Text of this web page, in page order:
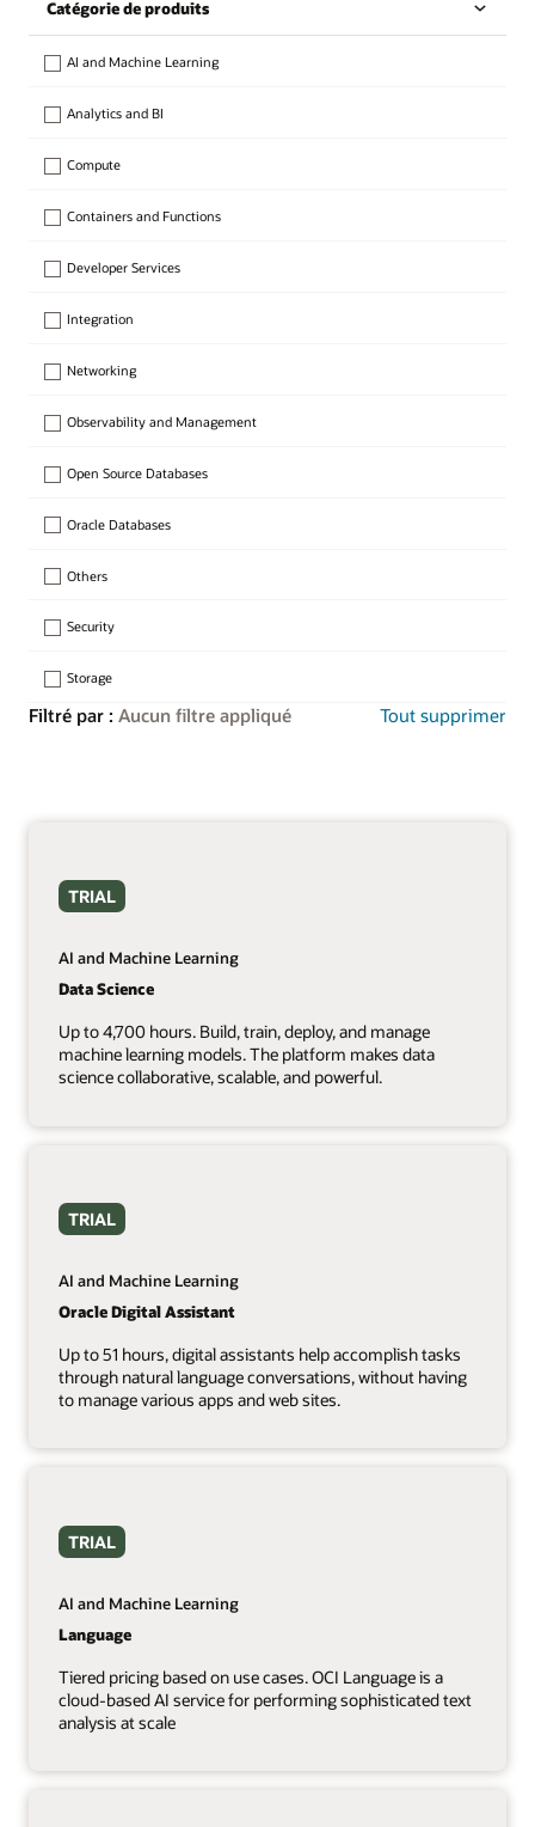
Catégorie de produits
AI and Machine Learning
Analytics and BI
Compute
Containers and Functions
Developer Services
Integration
Networking
Observability and Management
Open Source Databases
Oracle Databases
Others
Security
Storage
Filtré par : Aucun filtre appliqué Tout supprimer
TRIAL
AI and Machine Learning
Data Science
Up to 4,700 hours. Build, train, deploy, and manage
machine learning models. The platform makes data
science collaborative, scalable, and powerful.
TRIAL
AI and Machine Learning
Oracle Digital Assistant
Up to 51 hours, digital assistants help accomplish tasks
through natural language conversations, without having
to manage various apps and web sites.
TRIAL
AI and Machine Learning
Language
Tiered pricing based on use cases. OCI Language is a
cloud-based AI service for performing sophisticated text
analysis at scale